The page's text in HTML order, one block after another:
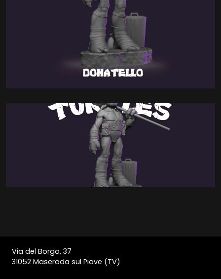
Via del Borgo, 37
31052 Maserada sul Piave (TV)